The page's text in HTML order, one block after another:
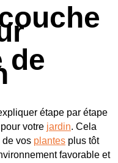
de
étape par étape
votre jardin. Cela
de vos plantes plus tôt
favorable et